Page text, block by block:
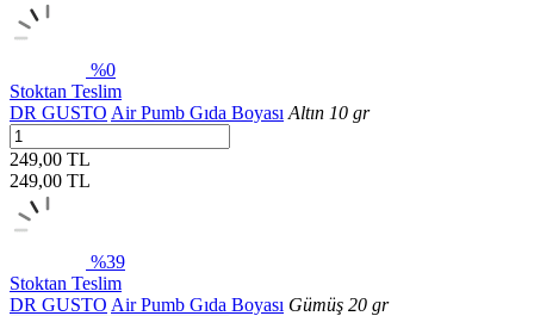
%0
Stoktan Teslim
DR GUSTO Air Pumb Gıda Boyası Altın 10 gr
249,00 TL
249,00 TL
%39
Stoktan Teslim
DR GUSTO Air Pumb Gıda Boyası Gümüş 20 gr